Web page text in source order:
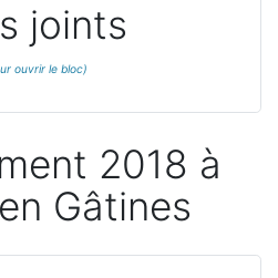
joints
2018 à
Gâtines